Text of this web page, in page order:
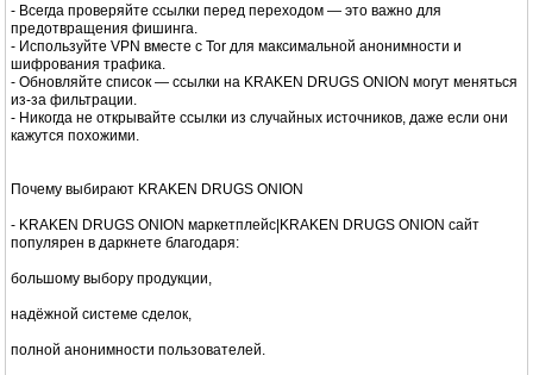
- Всегда проверяйте ссылки перед переходом — это важно для
предотвращения фишинга.
- Используйте VPN вместе с Tor для максимальной анонимности и
шифрования трафика.
- Обновляйте список — ссылки на KRAKEN DRUGS ONION могут меняться
из-за фильтрации.
- Никогда не открывайте ссылки из случайных источников, даже если они
кажутся похожими.
Почему выбирают KRAKEN DRUGS ONION
- KRAKEN DRUGS ONION маркетплейс|KRAKEN DRUGS ONION сайт
популярен в даркнете благодаря:
большому выбору продукции,
надёжной системе сделок,
полной анонимности пользователей.